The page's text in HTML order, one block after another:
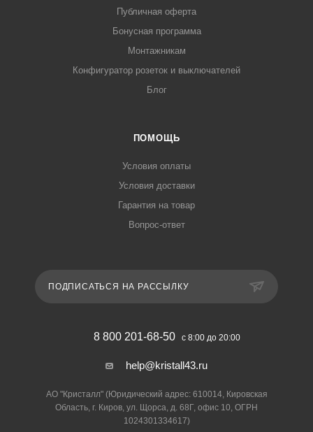
Публичная оферта
Бонусная программа
Монтажникам
Конфигуратор розеток и выключателей
Блог
ПОМОЩЬ
Условия оплаты
Условия доставки
Гарантия на товар
Вопрос-ответ
ПОДПИСАТЬСЯ НА РАССЫЛКУ
8 800 201-68-50 с 8:00 до 20:00
help@kristall43.ru
АО "Кристалл" (Юридический адрес: 610014, Кировская
Область, г. Киров, ул. Щорса, д. 68Г, офис 10, ОГРН
1024301334617)